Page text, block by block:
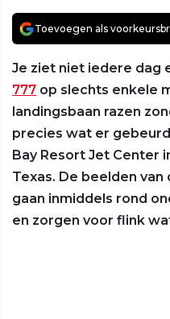
Toevoegen als
Je ziet niet iedere dag
777 op slechts enkele
landingsbaan razen
precies wat er
Bay Resort Jet Center
Texas. De beelden
gaan inmiddels rond
en zorgen voor flink